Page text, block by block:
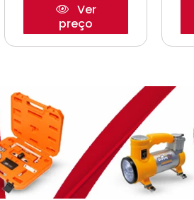
Ver
preço